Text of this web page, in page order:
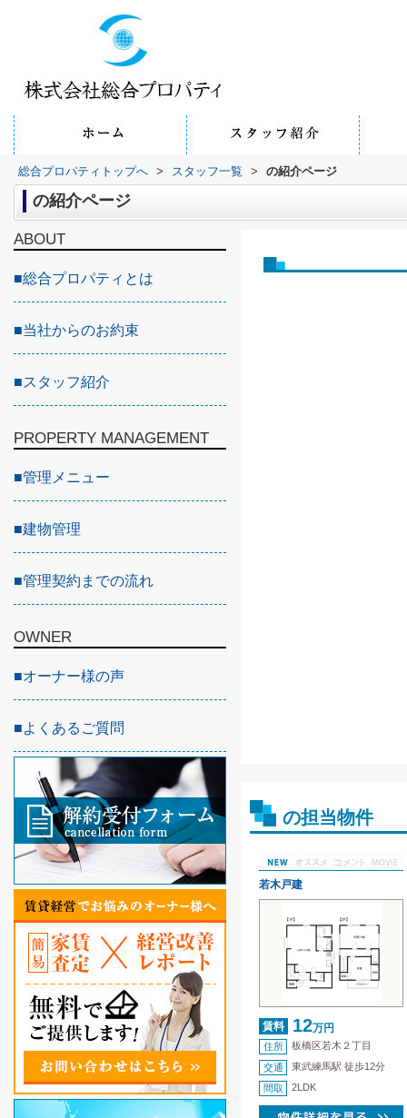
総合プロパティトップへ > スタッフ一覧 > の紹介ページ
の紹介ページ
の担当物件
若木戸建
賃料 12万円
住所
板橋区若木２丁目
交通
東武練馬駅 徒歩12分
間取
2LDK
ABOUT
■総合プロパティとは
■当社からのお約束
■スタッフ紹介
PROPERTY MANAGEMENT
■管理メニュー
■建物管理
■管理契約までの流れ
OWNER
■オーナー様の声
■よくあるご質問